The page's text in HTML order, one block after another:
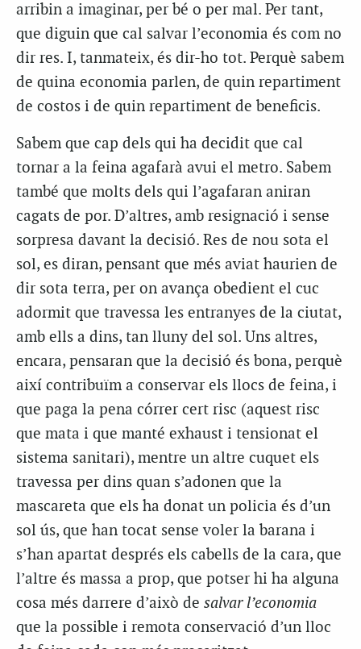
arribin a imaginar, per bé o per mal. Per tant,
que diguin que cal salvar l’economia és com no
dir res. I, tanmateix, és dir-ho tot. Perquè sabem
de quina economia parlen, de quin repartiment
de costos i de quin repartiment de beneficis.
Sabem que cap dels qui ha decidit que cal
tornar a la feina agafarà avui el metro. Sabem
també que molts dels qui l’agafaran aniran
cagats de por. D’altres, amb resignació i sense
sorpresa davant la decisió. Res de nou sota el
sol, es diran, pensant que més aviat haurien de
dir sota terra, per on avança obedient el cuc
adormit que travessa les entranyes de la ciutat,
amb ells a dins, tan lluny del sol. Uns altres,
encara, pensaran que la decisió és bona, perquè
així contribuïm a conservar els llocs de feina, i
que paga la pena córrer cert risc (aquest risc
que mata i que manté exhaust i tensionat el
sistema sanitari), mentre un altre cuquet els
travessa per dins quan s’adonen que la
mascareta que els ha donat un policia és d’un
sol ús, que han tocat sense voler la barana i
s’han apartat després els cabells de la cara, que
l’altre és massa a prop, que potser hi ha alguna
cosa més darrere d’això de salvar l’economia
que la possible i remota conservació d’un lloc